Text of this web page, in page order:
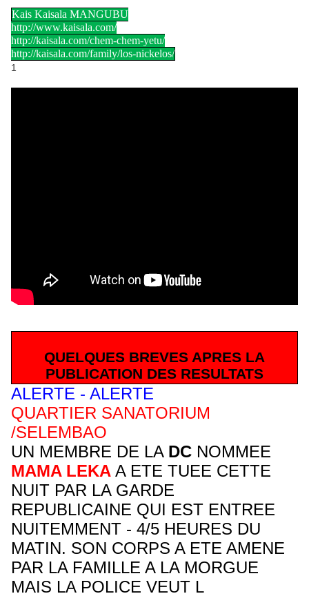
Kais Kaisala MANGUBU
http://www.kaisala.com/
http://kaisala.com/chem-chem-yetu/
http://kaisala.com/family/los-nickelos/
1
QUELQUES BREVES APRES LA
PUBLICATION DES RESULTATS
ALERTE - ALERTE
QUARTIER SANATORIUM
/SELEMBAO
UN MEMBRE DE LA DC NOMMEE
MAMA LEKA A ETE TUEE CETTE
NUIT PAR LA GARDE
REPUBLICAINE QUI EST ENTREE
NUITEMMENT - 4/5 HEURES DU
MATIN. SON CORPS A ETE AMENE
PAR LA FAMILLE A LA MORGUE
MAIS LA POLICE VEUT L